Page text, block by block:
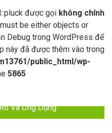
được gọi không chính
be either objects or
Debug trong WordPress để
này đã được thêm vào trong
public_html/wp-
5865
Và Ứng Dụng